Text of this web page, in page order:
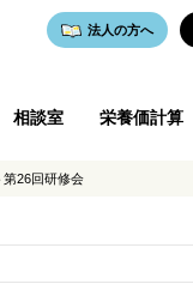
法人の方へ
相談室 栄養価計算
第26回研修会